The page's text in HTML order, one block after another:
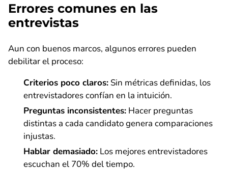
Errores comunes en las
entrevistas
Aun con buenos marcos, algunos errores pueden
debilitar el proceso:
Criterios poco claros: Sin métricas definidas, los
entrevistadores confían en la intuición.
Preguntas inconsistentes: Hacer preguntas
distintas a cada candidato genera comparaciones
injustas.
Hablar demasiado: Los mejores entrevistadores
escuchan el 70% del tiempo.